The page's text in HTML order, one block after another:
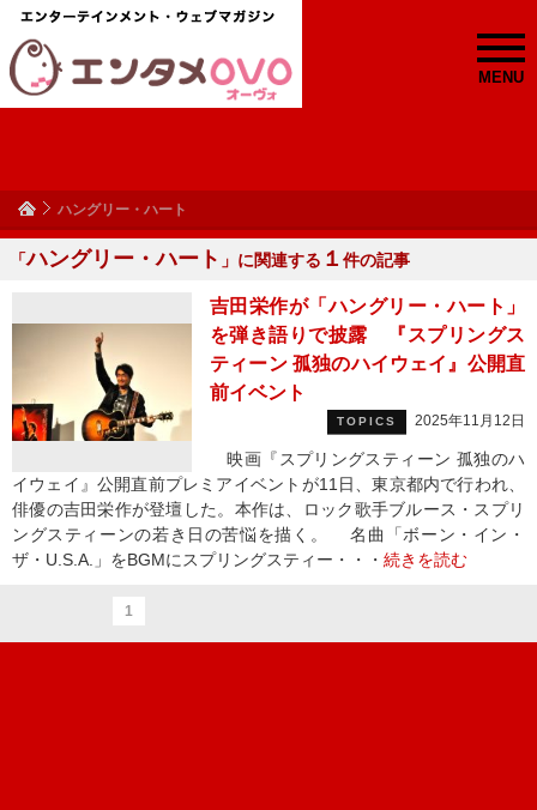
MENU
ハングリー・ハート
「ハングリー・ハート 」に関連する １ 件の記事
吉田栄作が「ハングリー・ハート」
を弾き語りで披露 『スプリングス
ティーン 孤独のハイウェイ』公開直
前イベント
TOPICS 2025年11月12日
映画『スプリングスティーン 孤独のハ
イウェイ』公開直前プレミアイベントが11日、東京都内で行われ、
俳優の吉田栄作が登壇した。本作は、ロック歌手ブルース・スプリ
ングスティーンの若き日の苦悩を描く。 名曲「ボーン・イン・
ザ・U.S.A.」をBGMにスプリングスティー・・・ 続きを読む
1